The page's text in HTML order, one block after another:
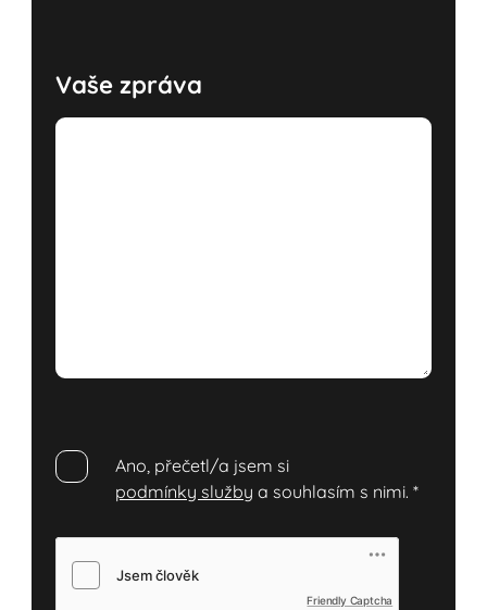
Vaše zpráva
Ano, přečetl/a jsem si
podmínky služby a souhlasím s nimi.*
Friendly Captcha